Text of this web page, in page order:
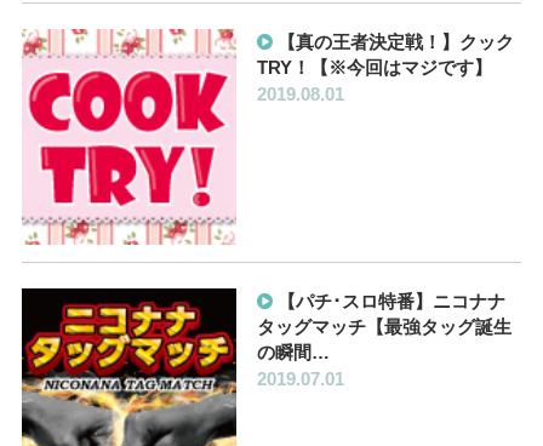
【真の王者決定戦！】クック
TRY！【※今回はマジです】
2019.08.01
【パチ･スロ特番】ニコナナ
タッグマッチ【最強タッグ誕生
の瞬間…
2019.07.01